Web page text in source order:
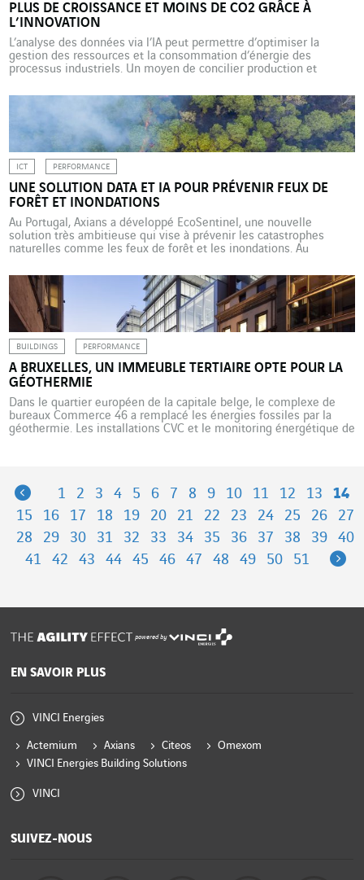
PLUS DE CROISSANCE ET MOINS DE CO2 GRÂCE À
L’INNOVATION
L’analyse des données via l’IA peut permettre d’optimiser la
gestion des ressources et la consommation d’énergie des
processus industriels. Un moyen de concilier production et
et dans le domaine maritime avec Actemium et Axians, deux
marques de VINCI Energies. L’usine H2, première cimenterie
verticale au monde, de Hoffmann […]
ICT PERFORMANCE
UNE SOLUTION DATA ET IA POUR PRÉVENIR FEUX DE
FORÊT ET INONDATIONS
Au Portugal, Axians a développé EcoSentinel, une nouvelle
solution très ambitieuse qui vise à prévenir les catastrophes
naturelles comme les feux de forêt et les inondations. Au
violents, brûlant des milliers d’hectares en quelques heures. Les
inondations y sont également plus fortes et […]
BUILDINGS PERFORMANCE
A BRUXELLES, UN IMMEUBLE TERTIAIRE OPTE POUR LA
GÉOTHERMIE
Dans le quartier européen de la capitale belge, le complexe de
bureaux Commerce 46 a remplacé les énergies fossiles par la
géothermie. Les installations CVC et le monitoring énergétique de
Previous
1 2 3 4 5 6 7 8 9 10 11 12 13
14
15
16 17 18 19 20 21 22 23 24 25 26
27
28
29 30 31 32 33 34 35 36 37 38 39
40
41
42 43 44 45 46 47 48 49 50 51
powered by
EN SAVOIR PLUS
VINCI Energies
Actemium Axians Citeos
Omexom
VINCI Energies Building Solutions
VINCI
SUIVEZ-NOUS